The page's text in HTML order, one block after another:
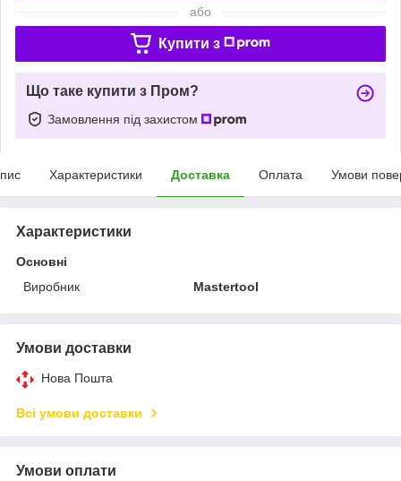
або
Купити з
Що таке купити з Пром?
Замовлення під захистом
Характеристики Доставка Оплата Умови
Характеристики
Основні
Виробник
Mastertool
Умови доставки
Нова Пошта
Всі умови доставки
Умови оплати